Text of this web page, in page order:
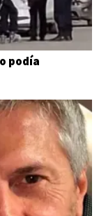
podía